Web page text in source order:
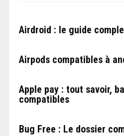
Airdroid : le guide
Airpods compatibles à
Apple pay : tout savoir,
compatibles
Bug Free : Le dossier